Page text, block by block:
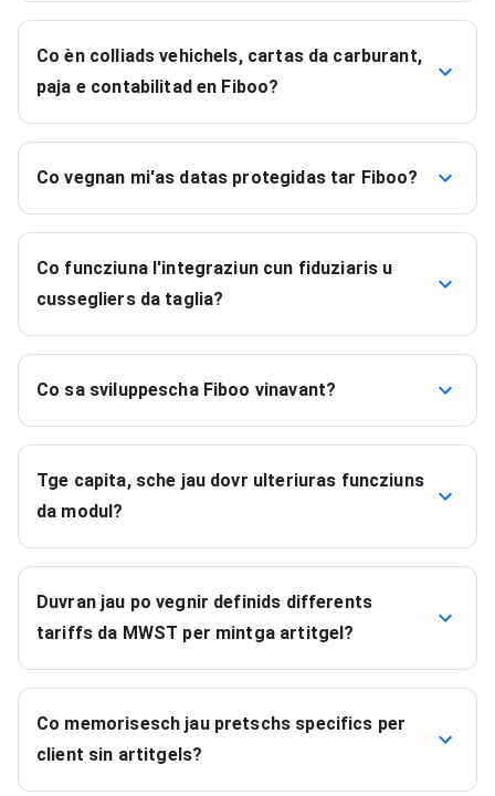
Co èn colliads vehichels, cartas da carburant,
paja e contabilitad en Fiboo?
Co vegnan mi'as datas protegidas tar Fiboo?
Co funcziuna l'integraziun cun fiduziaris u
cussegliers da taglia?
Co sa sviluppescha Fiboo vinavant?
Tge capita, sche jau dovr ulteriuras funcziuns
da modul?
Duvran jau po vegnir definids differents
tariffs da MWST per mintga artitgel?
Co memorisesch jau pretschs specifics per
client sin artitgels?